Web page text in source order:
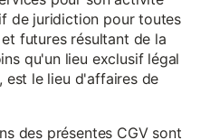
de juridiction pour toutes
futures résultant de la
qu'un lieu exclusif légal
est le lieu d'affaires de
des présentes CGV sont